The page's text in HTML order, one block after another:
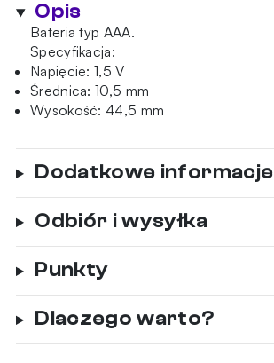
Opis
Bateria typ AAA.
Specyfikacja:
Napięcie: 1,5 V
Średnica: 10,5 mm
Wysokość: 44,5 mm
Dodatkowe informacje
Odbiór i wysyłka
Punkty
Dlaczego warto?